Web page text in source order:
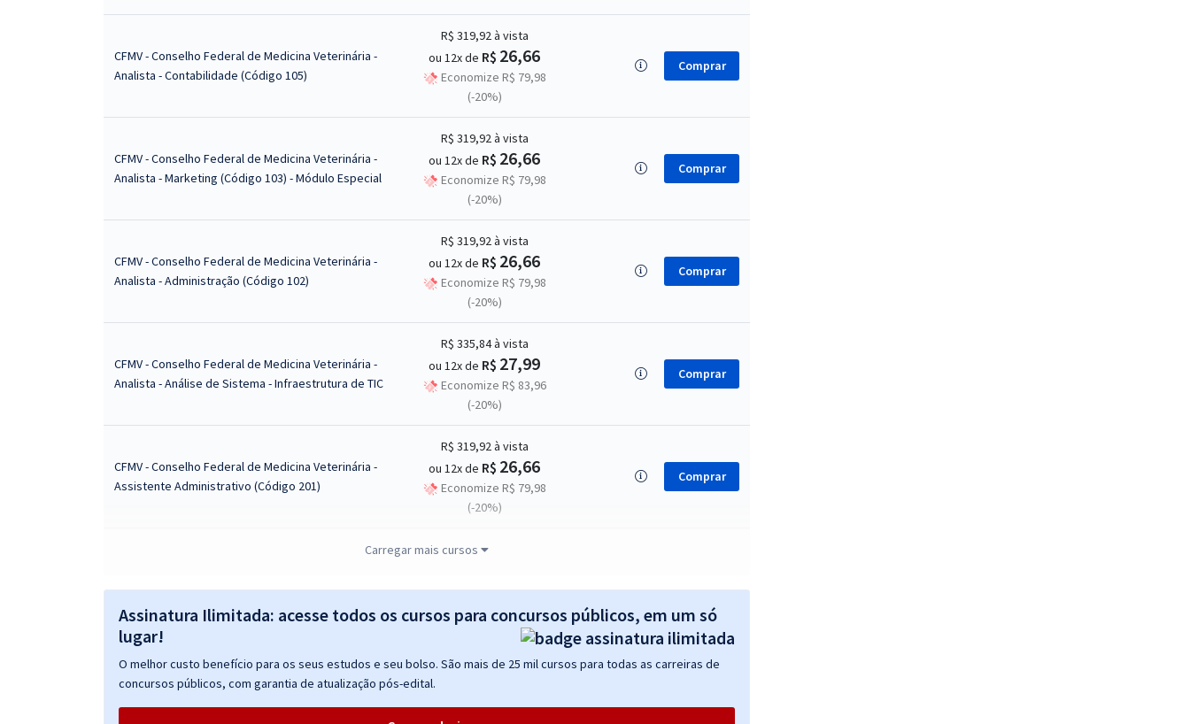
CFMV - Conselho Federal de Medicina Veterinária -
Analista - Contabilidade (Código 105)
R$ 319,92à vista
ou 12x de R$ 26,66
Economize R$ 79,98
(-20%)
Comprar
CFMV - Conselho Federal de Medicina Veterinária -
Analista - Marketing (Código 103) - Módulo Especial
R$ 319,92à vista
ou 12x de R$ 26,66
Economize R$ 79,98
(-20%)
Comprar
CFMV - Conselho Federal de Medicina Veterinária -
Analista - Administração (Código 102)
R$ 319,92à vista
ou 12x de R$ 26,66
Economize R$ 79,98
(-20%)
Comprar
CFMV - Conselho Federal de Medicina Veterinária -
Analista - Análise de Sistema - Infraestrutura de TIC
R$ 335,84à vista
ou 12x de R$ 27,99
Economize R$ 83,96
(-20%)
Comprar
CFMV - Conselho Federal de Medicina Veterinária -
Assistente Administrativo (Código 201)
R$ 319,92à vista
ou 12x de R$ 26,66
Economize R$ 79,98
(-20%)
Comprar
CFMV - Conselho Federal de Medicina Veterinária -
R$ 359,84
Economize R$ 89,96
(-20%)
Conhecimentos Específicos para o Cargo de
Analista - Análise de Sistema - Desenvolvimento de
Sistemas
ou 12x de R$21,99
(-20%)
Carregar mais cursos
Assinatura Ilimitada: acesse todos os cursos para concursos públicos, em um só
lugar!
O melhor custo benefício para os seus estudos e seu bolso. São mais de 25 mil cursos para todas as carreiras de
concursos públicos, com garantia de atualização pós-edital.